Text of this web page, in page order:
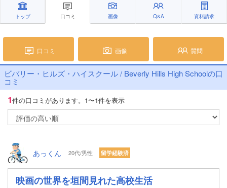
トップ 口コミ 画像 Q&A 資料請求
口コミ 画像 質問
ビバリー・ヒルズ・ハイスクール / Beverly Hills High Schoolの口
コミ
1件の口コミがあります。 1〜1件を表示
あっくん 20代/男性 留学経験済
映画の世界を垣間見れた高校生活